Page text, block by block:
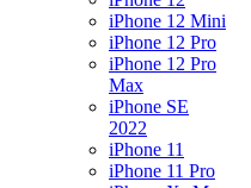
iPhone 12 Mini
iPhone 12 Pro
iPhone 12 Pro
Max
iPhone SE
2022
iPhone 11
iPhone 11 Pro